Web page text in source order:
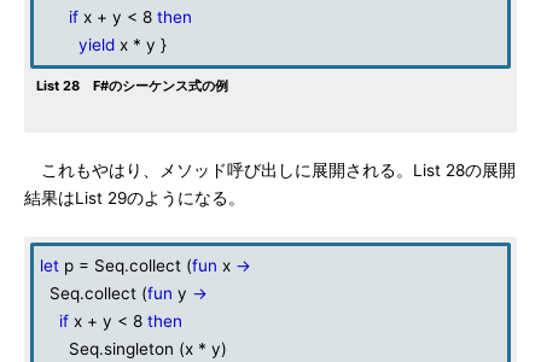
if x + y < 8 then
yield x * y }
List 28 F#のシーケンス式の例
これもやはり、メソッド呼び出しに展開される。List 28の展開
結果はList 29のようになる。
let p = Seq.collect (fun x ->
Seq.collect (fun y ->
if x + y < 8 then
Seq.singleton (x * y)